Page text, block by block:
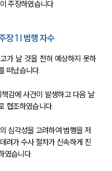
주장하였습니다.
장 1 | 범행 자수
가 날 것을 전혀 예상하지 못하
떠났습니다.
감에 사건이 발생하고 다음 날
협조하였습니다.
심각성을 고려하여 범행을 저
려가 수사 절차가 신속하게 진
였습니다.